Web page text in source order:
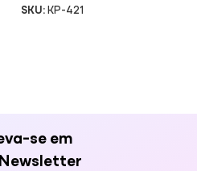
SKU:KP-421
se em